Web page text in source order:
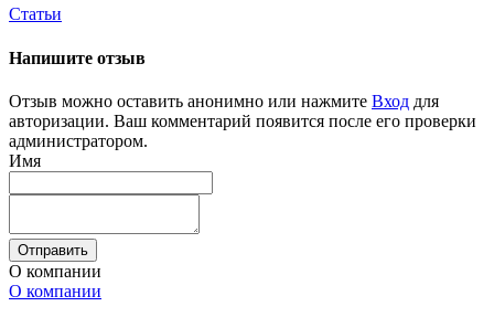
Статьи
Напишите отзыв
Отзыв можно оставить анонимно или нажмите Вход для
авторизации. Ваш комментарий появится после его проверки
администратором.
Имя
Отправить
О компании
О компании